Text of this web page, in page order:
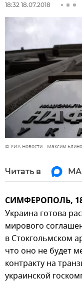
18:32 18.07.2018
© РИА Новости . Максим
Читать в
СИМФЕРОПОЛЬ,
Украина готова
мирового
в Стокгольмском
что оно не будет
контракту на
украинской